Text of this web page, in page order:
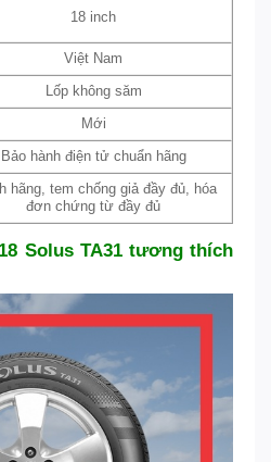
18 inch
Việt Nam
Lốp không săm
Mới
Bảo hành điện tử chuẩn hãng
hãng, tem chống giả đầy đủ, hóa
đơn chứng từ đầy đủ
Solus TA31 tương thích